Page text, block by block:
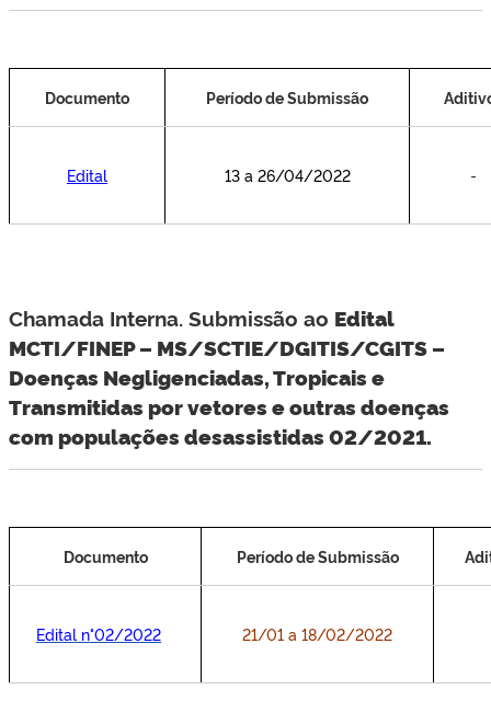
Documento Período de Submissão
Edital 13 a 26/04/2022 -
Chamada Interna. Submissão ao Edital
MCTI/FINEP – MS/SCTIE/DGITIS/CGITS –
Doenças Negligenciadas, Tropicais e
Transmitidas por vetores e outras doenças
com populações desassistidas 02/2021.
Documento Período de Submissão
Edital n°02/2022 21/01 a 18/02/2022